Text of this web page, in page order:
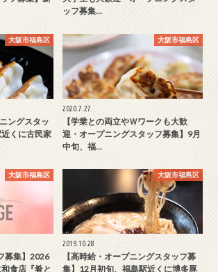
ッフ募集…
大阪市福島区
ングスタッ
くに古民家
大阪市福島区
2020.7.27
【学業との両立やＷワークも大歓
迎・オープニングスタッフ募集】9月
中旬、福…
大阪市福島区
募集】2026
食店『肴と
大阪市福島区
2019.10.28
【高時給・オープニングスタッフ募
集】12月初旬、福島駅近くに博多豚